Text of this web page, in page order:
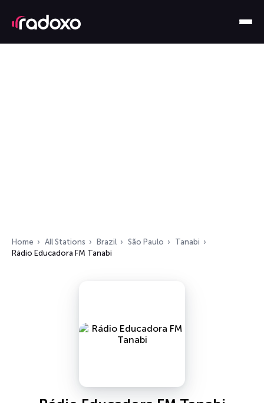
Home All Stations Brazil São Paulo
Tanabi
Rádio Educadora FM Tanabi